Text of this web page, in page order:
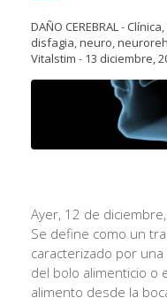
DAÑO CEREBRAL- Clínica,
disfagia,neuro,
Vitalstim - 13 diciembre,
Ayer, 12 de
Se define como un
caracterizado por
del bolo alimenticio o
alimento desde la